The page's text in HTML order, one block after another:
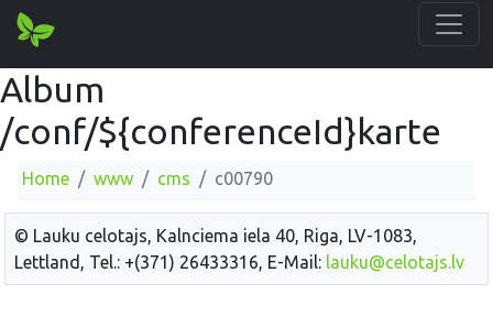
Album
/conf/${conferenceId}karte
Home www cms c00790
© Lauku celotajs, Kalnciema iela 40, Riga, LV-1083,
Lettland, Tel.: +(371) 26433316, E-Mail: lauku@celotajs.lv